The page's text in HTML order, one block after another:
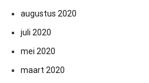
augustus 2020
juli 2020
mei 2020
maart 2020